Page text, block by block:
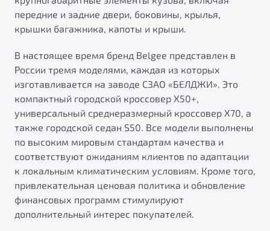
передние и задние двери, боковины, крылья,
крышки багажника, капоты и крыши.
В настоящее время бренд Belgee представлен в
России тремя моделями, каждая из которых
изготавливается на заводе СЗАО «БЕЛДЖИ». Это
компактный городской кроссовер X50+,
универсальный среднеразмерный кроссовер X70, а
также городской седан S50. Все модели выполнены
по высоким мировым стандартам качества и
соответствуют ожиданиям клиентов по адаптации
к локальным климатическим условиям. Кроме того,
привлекательная ценовая политика и обновление
финансовых программ стимулируют
дополнительный интерес покупателей.